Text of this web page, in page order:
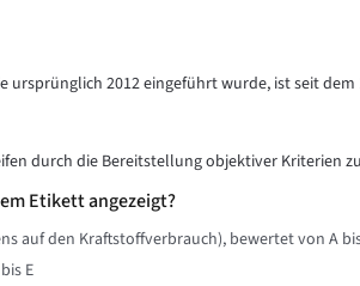
ursprünglich 2012 eingeführt wurde, ist seit
durch die Bereitstellung objektiver
Etikett angezeigt?
auf den Kraftstoffverbrauch), bewertet von A
E